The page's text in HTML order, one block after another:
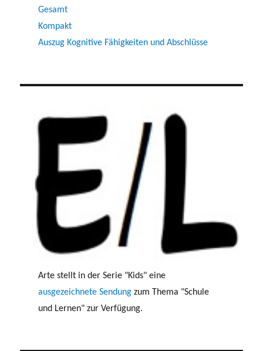
Gesamt
Kompakt
Auszug Kognitive Fähigkeiten und Abschlüsse
Arte stellt in der Serie "Kids" eine
ausgezeichnete Sendungzum Thema "Schule
und Lernen" zur Verfügung.